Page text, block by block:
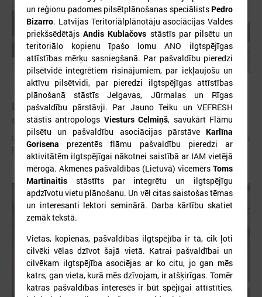
2026. gada 15. jūlijs
LPS: Interaktīvā karte vienkopus parāda plašu un
detalizētu informāciju par skolu tīklu Latvijā
LPS: Interaktīvā karte vienkopus parāda plašu un detalizētu informāciju
par skolu tīklu Latvijā
un reģionu padomes pilsētplānošanas speciālists Pedro
Bizarro. Latvijas Teritoriālplānotāju asociācijas Valdes
priekšsēdētājsAndis Kublačovs stāstīs par pilsētu un
teritoriālo kopienu īpašo lomu ANO ilgtspējīgas
attīstības mērķu sasniegšanā. Par pašvaldību pieredzi
pilsētvidē integrētiem risinājumiem, par iekļaujošu un
aktīvu pilsētvidi, par pieredzi ilgtspējīgas attīstības
plānošanā stāstīs Jelgavas, Jūrmalas un Rīgas
pašvaldību pārstāvji. Par Jauno Teiku un VEFRESH
stāstīs antropologs Viesturs Celmiņš, savukārt Flāmu
pilsētu un pašvaldību asociācijas pārstāve Karlīna
Gorisena prezentēs flāmu pašvaldību pieredzi ar
aktivitātēm ilgtspējīgai nākotnei saistībā ar IAM vietējā
mērogā. Akmenes pašvaldības (Lietuvā) vicemērs Toms
Martinaitis stāstīts par integrētu un ilgtspējīgu
apdzīvotu vietu plānošanu. Un vēl citas saistošas tēmas
un interesanti lektori seminārā. Darba kārtību skatiet
zemāk tekstā.
Vietas, kopienas, pašvaldības ilgtspējība ir tā, cik ļoti
cilvēki vēlas dzīvot šajā vietā. Katrai pašvaldībai un
cilvēkam ilgtspējība asociējas ar ko citu, jo gan mēs
katrs, gan vieta, kurā mēs dzīvojam, ir atšķirīgas. Tomēr
katras pašvaldības interesēs ir būt spējīgai attīstīties,